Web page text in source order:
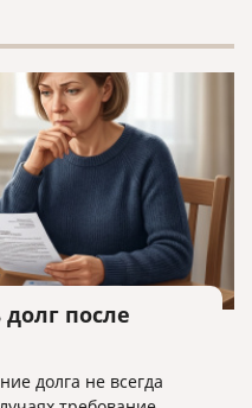
после
долга не всегда